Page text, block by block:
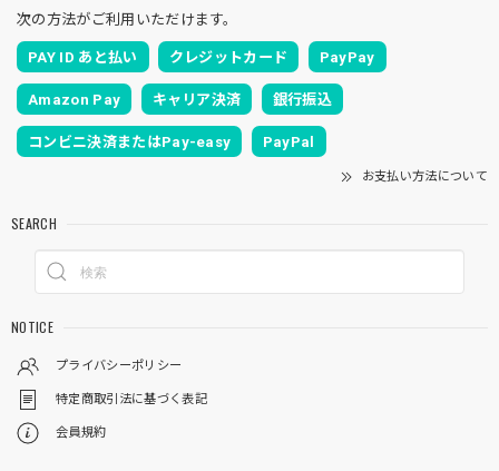
次の方法がご利用いただけます。
PAY ID あと払い クレジットカード PayPay
Amazon Pay キャリア決済 銀行振込
コンビニ決済またはPay-easy PayPal
お支払い方法について
SEARCH
NOTICE
プライバシーポリシー
特定商取引法に基づく表記
会員規約